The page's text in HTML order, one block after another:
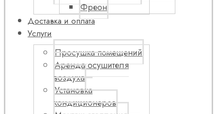
Фреон
Доставка и оплата
Услуги
Просушка помещений
Аренда осушителя
воздуха
Установка
кондиционеров